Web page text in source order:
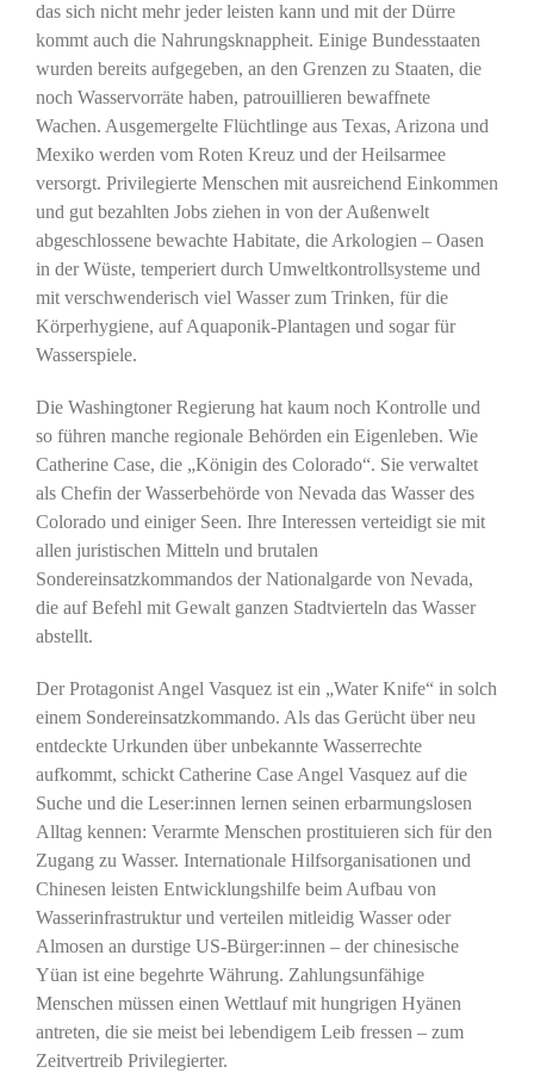
das sich nicht mehr jeder leisten kann und mit der Dürre
kommt auch die Nahrungsknappheit. Einige Bundesstaaten
wurden bereits aufgegeben, an den Grenzen zu Staaten, die
noch Wasservorräte haben, patrouillieren bewaffnete
Wachen. Ausgemergelte Flüchtlinge aus Texas, Arizona und
Mexiko werden vom Roten Kreuz und der Heilsarmee
versorgt. Privilegierte Menschen mit ausreichend Einkommen
und gut bezahlten Jobs ziehen in von der Außenwelt
abgeschlossene bewachte Habitate, die Arkologien – Oasen
in der Wüste, temperiert durch Umweltkontrollsysteme und
mit verschwenderisch viel Wasser zum Trinken, für die
Körperhygiene, auf Aquaponik-Plantagen und sogar für
Wasserspiele.
Die Washingtoner Regierung hat kaum noch Kontrolle und
so führen manche regionale Behörden ein Eigenleben. Wie
Catherine Case, die „Königin des Colorado“. Sie verwaltet
als Chefin der Wasserbehörde von Nevada das Wasser des
Colorado und einiger Seen. Ihre Interessen verteidigt sie mit
allen juristischen Mitteln und brutalen
Sondereinsatzkommandos der Nationalgarde von Nevada,
die auf Befehl mit Gewalt ganzen Stadtvierteln das Wasser
abstellt.
Der Protagonist Angel Vasquez ist ein „Water Knife“ in solch
einem Sondereinsatzkommando. Als das Gerücht über neu
entdeckte Urkunden über unbekannte Wasserrechte
aufkommt, schickt Catherine Case Angel Vasquez auf die
Suche und die Leser:innen lernen seinen erbarmungslosen
Alltag kennen: Verarmte Menschen prostituieren sich für den
Zugang zu Wasser. Internationale Hilfsorganisationen und
Chinesen leisten Entwicklungshilfe beim Aufbau von
Wasserinfrastruktur und verteilen mitleidig Wasser oder
Almosen an durstige US-Bürger:innen – der chinesische
Yüan ist eine begehrte Währung. Zahlungsunfähige
Menschen müssen einen Wettlauf mit hungrigen Hyänen
antreten, die sie meist bei lebendigem Leib fressen – zum
Zeitvertreib Privilegierter.